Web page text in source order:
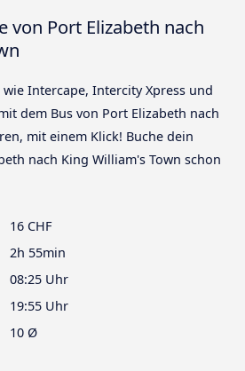
von Port Elizabeth nach
Intercape, Intercity Xpress und
dem Bus von Port Elizabeth nach
mit einem Klick! Buche dein
nach King William's Town schon
16 CHF
2h 55min
08:25 Uhr
19:55 Uhr
10 Ø